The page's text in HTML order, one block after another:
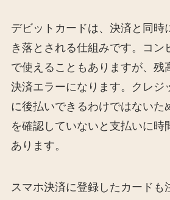
デビットカードは、決済と同時
き落とされる仕組みです。コン
で使えることもありますが、残
決済エラーになります。クレジ
に後払いできるわけではないた
を確認していないと支払いに時
あります。
スマホ決済に登録したカードも